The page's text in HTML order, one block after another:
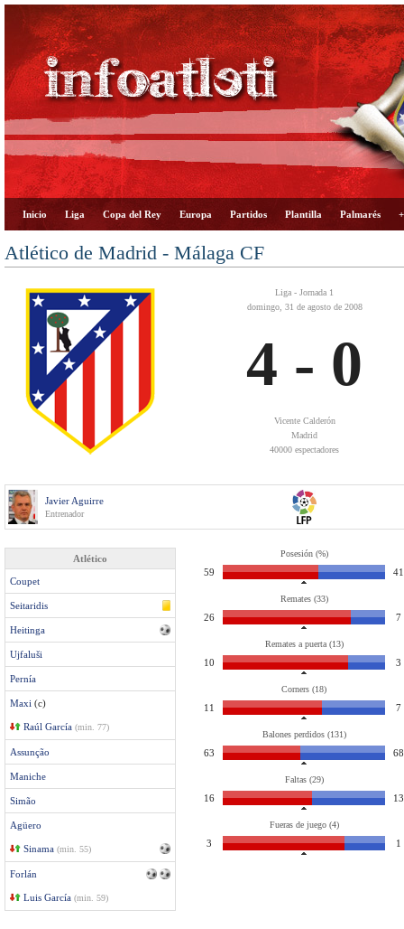
Inicio Liga Copa del Rey Europa Partidos Plantilla Palmarés
Atlético de Madrid - Málaga CF
Liga - Jornada 1
domingo, 31 de agosto de 2008
4 - 0
Vicente Calderón
Madrid
40000 espectadores
Javier Aguirre
Entrenador
Atlético
Coupet
Seitaridis
Heitinga
Ujfaluši
Pernía
Maxi (c)
Raúl García (min. 77)
Assunção
Maniche
Simão
Agüero
Sinama (min. 55)
Forlán
Luis García (min. 59)
Posesión (%)
59 41
Remates (33)
26 7
Remates a puerta (13)
10 3
Corners (18)
11 7
Balones perdidos (131)
63 68
Faltas (29)
16 13
Fueras de juego (4)
3 1